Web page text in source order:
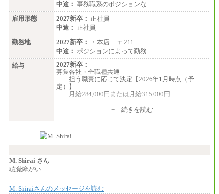
中途： 事務職系のポジションな…
雇用形態
2027新卒： 正社員
中途： 正社員
勤務地
2027新卒：
・本店 〒211…
中途： ポジションによって勤務…
給与
2027新卒：
募集各社・全職種共通
担う職責に応じて決定【2026年1月時点（予
定）】
月給284,000円または月給315,000円
※入社後早期から、自律的な業務遂行が求めら
す。
い職責を担う方については、さらに高い金額を個別
※上記に加え、所定労働時間外に勤務をした場
+ 続きを読む
M. Shirai さん
聴覚障がい
M. Shiraiさんのメッセージを読む